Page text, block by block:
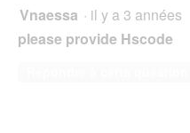
Vnaessa · il y a 3 années
please provide Hscode